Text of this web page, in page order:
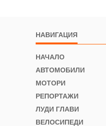
НАВИГАЦИЯ
НАЧАЛО
АВТОМОБИЛИ
МОТОРИ
РЕПОРТАЖИ
ЛУДИ ГЛАВИ
ВЕЛОСИПЕДИ